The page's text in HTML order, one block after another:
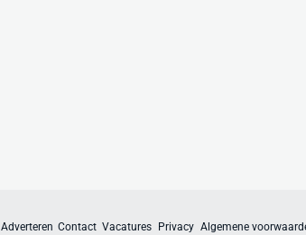
Adverteren Contact Vacatures Privacy Algemene